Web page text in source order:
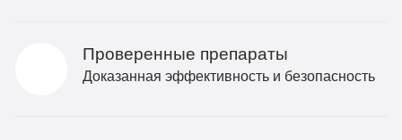
Проверенные препараты
Доказанная эффективность и безопасность